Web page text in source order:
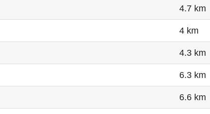
4.7 km
4 km
4.3 km
6.3 km
6.6 km